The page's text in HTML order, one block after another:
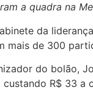
a quadra na
da
mais de 300
do bolão,
R$ 33 a